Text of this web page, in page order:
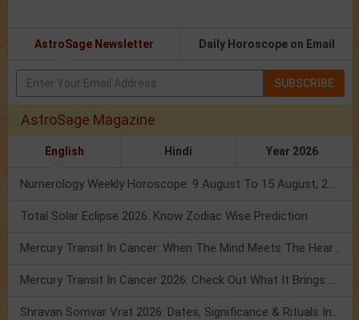
AstroSage Newsletter Daily Horoscope on Email
SUBSCRIBE
AstroSage Magazine
English Hindi Year 2026
Numerology Weekly Horoscope: 9 August To 15 August, 2026
Total Solar Eclipse 2026: Know Zodiac Wise Prediction
Mercury Transit In Cancer: When The Mind Meets The Heart!
Mercury Transit In Cancer 2026: Check Out What It Brings For You
Shravan Somvar Vrat 2026: Dates, Significance & Rituals In August